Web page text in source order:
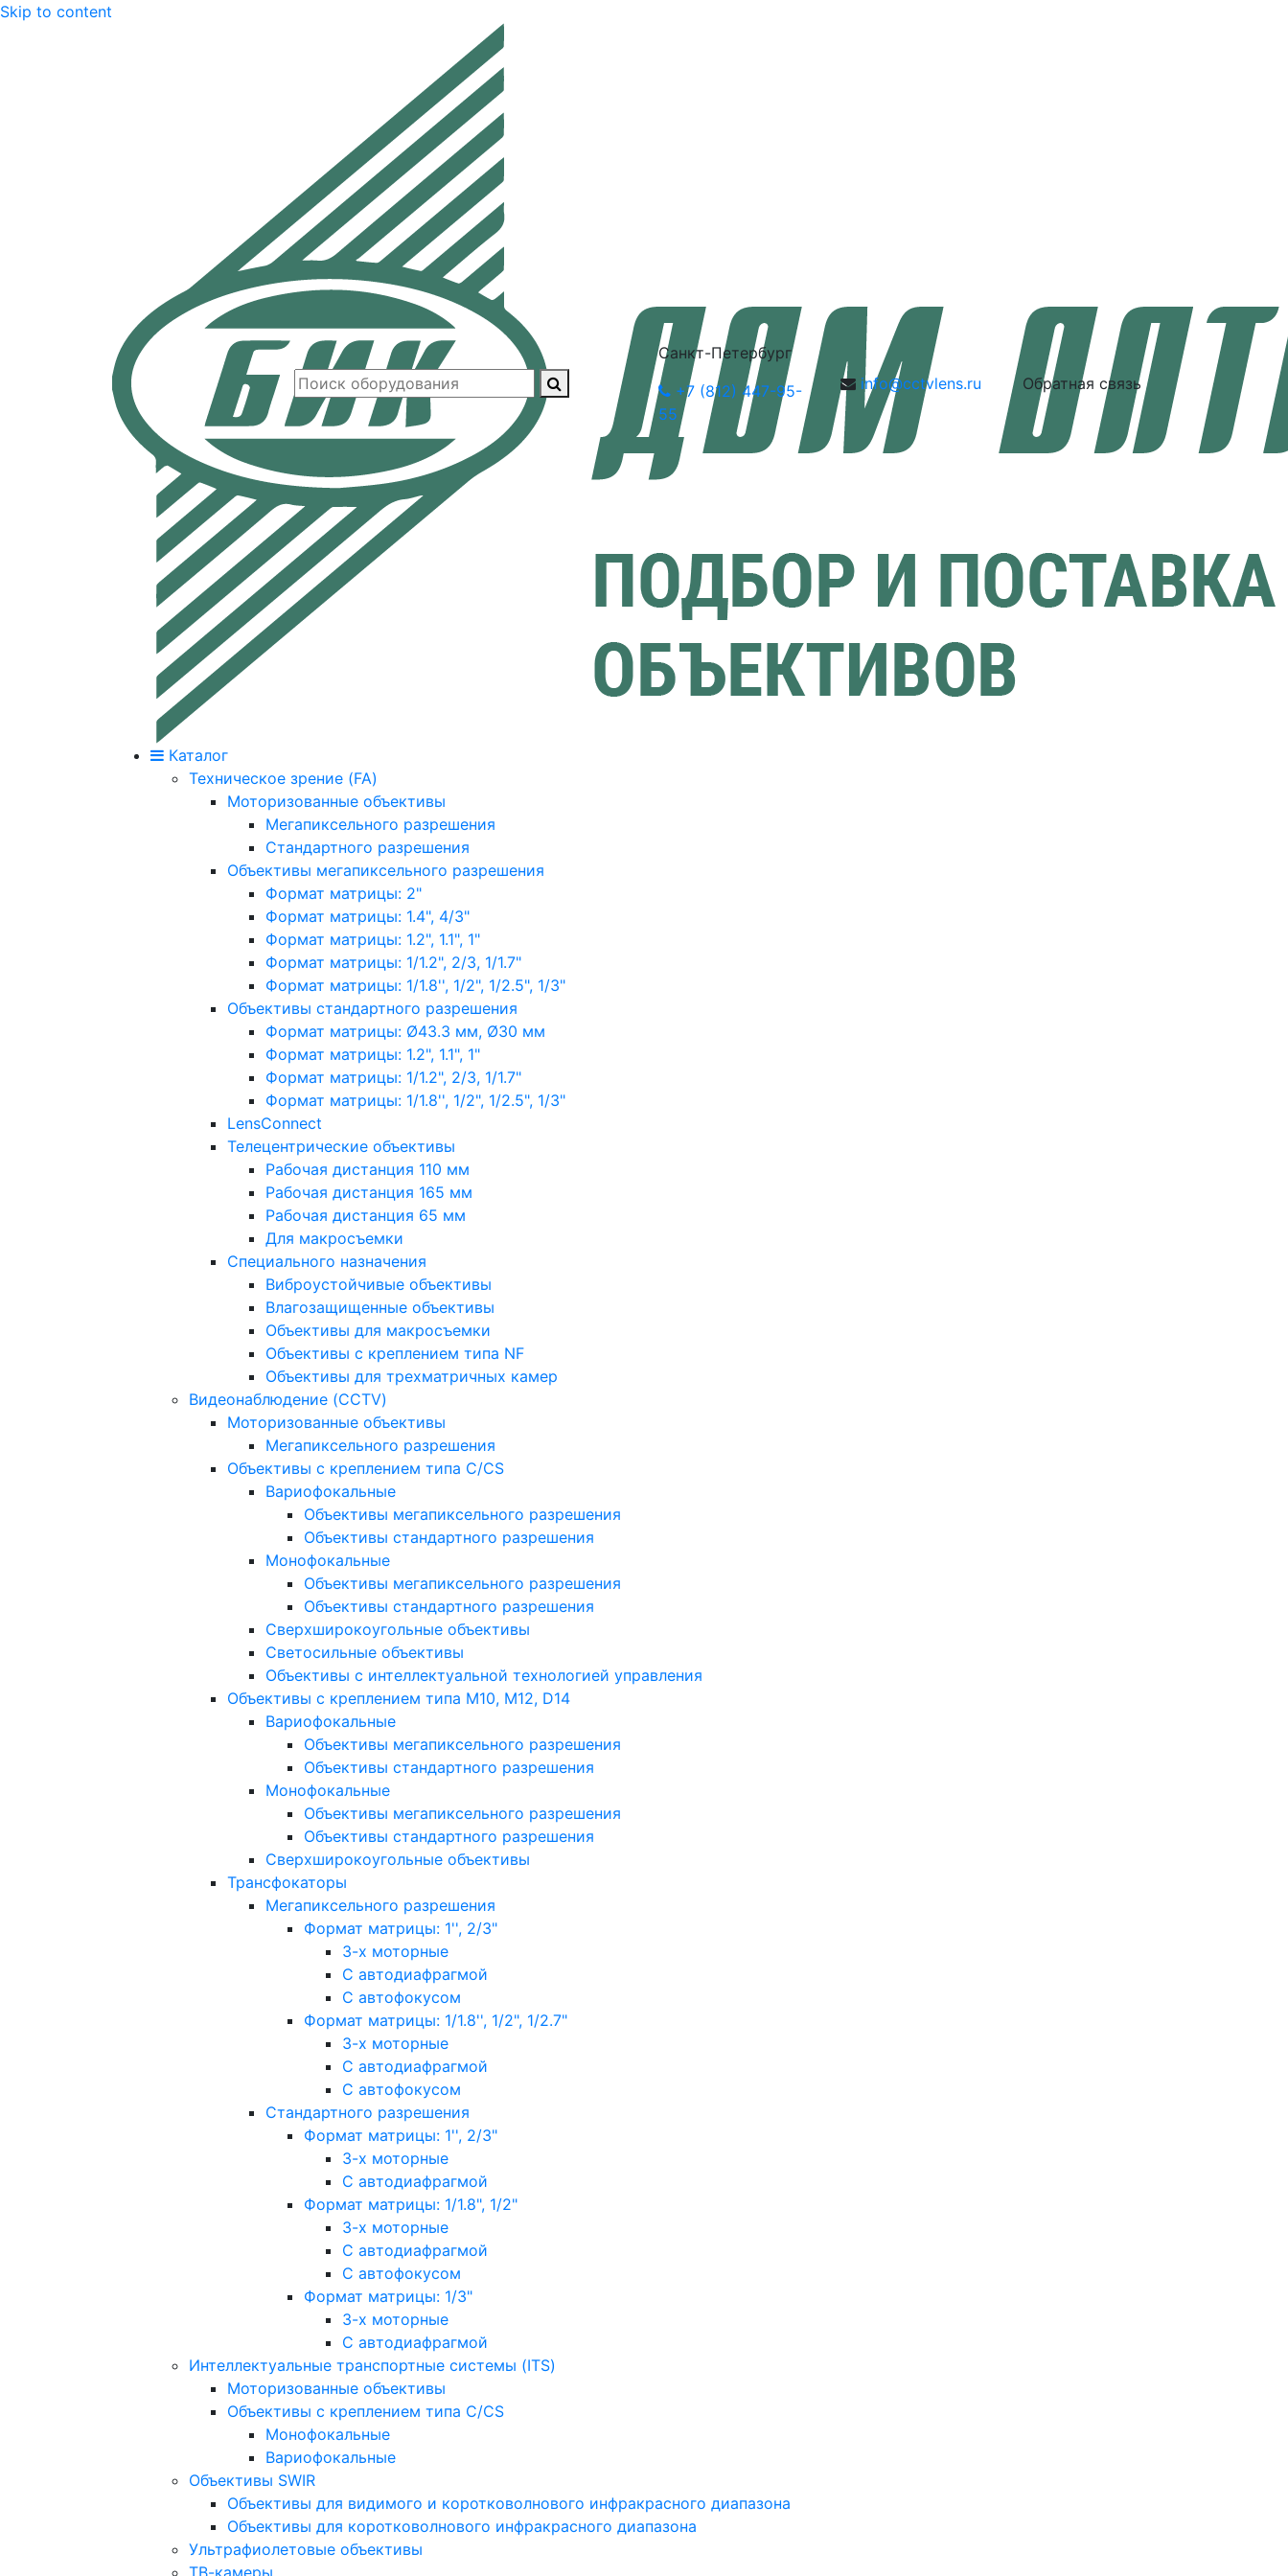
Skip to content
Санкт-Петербург
+7 (812) 447-95-
55
info@cctvlens.ru Обратная связь
Каталог
Техническое зрение (FA)
Моторизованные объективы
Мегапиксельного разрешения
Стандартного разрешения
Объективы мегапиксельного разрешения
Формат матрицы: 2"
Формат матрицы: 1.4", 4/3"
Формат матрицы: 1.2", 1.1", 1"
Формат матрицы: 1/1.2", 2/3, 1/1.7"
Формат матрицы: 1/1.8'', 1/2", 1/2.5", 1/3"
Объективы стандартного разрешения
Формат матрицы: Ø43.3 мм, Ø30 мм
Формат матрицы: 1.2", 1.1", 1"
Формат матрицы: 1/1.2", 2/3, 1/1.7"
Формат матрицы: 1/1.8'', 1/2", 1/2.5", 1/3"
LensConnect
Телецентрические объективы
Рабочая дистанция 110 мм
Рабочая дистанция 165 мм
Рабочая дистанция 65 мм
Для макросъемки
Специального назначения
Виброустойчивые объективы
Влагозащищенные объективы
Объективы для макросъемки
Объективы с креплением типа NF
Объективы для трехматричных камер
Видеонаблюдение (CCTV)
Моторизованные объективы
Мегапиксельного разрешения
Объективы с креплением типа C/CS
Вариофокальные
Объективы мегапиксельного разрешения
Объективы стандартного разрешения
Монофокальные
Объективы мегапиксельного разрешения
Объективы стандартного разрешения
Сверхширокоугольные объективы
Светосильные объективы
Объективы с интеллектуальной технологией управления
Объективы с креплением типа M10, M12, D14
Вариофокальные
Объективы мегапиксельного разрешения
Объективы стандартного разрешения
Монофокальные
Объективы мегапиксельного разрешения
Объективы стандартного разрешения
Сверхширокоугольные объективы
Трансфокаторы
Мегапиксельного разрешения
Формат матрицы: 1'', 2/3"
3-х моторные
С автодиафрагмой
С автофокусом
Формат матрицы: 1/1.8'', 1/2", 1/2.7"
3-х моторные
С автодиафрагмой
С автофокусом
Стандартного разрешения
Формат матрицы: 1'', 2/3"
3-х моторные
С автодиафрагмой
Формат матрицы: 1/1.8", 1/2"
3-х моторные
С автодиафрагмой
С автофокусом
Формат матрицы: 1/3"
3-х моторные
С автодиафрагмой
Интеллектуальные транспортные системы (ITS)
Моторизованные объективы
Объективы с креплением типа C/CS
Монофокальные
Вариофокальные
Объективы SWIR
Объективы для видимого и коротковолнового инфракрасного диапазона
Объективы для коротковолнового инфракрасного диапазона
Ультрафиолетовые объективы
ТВ-камеры